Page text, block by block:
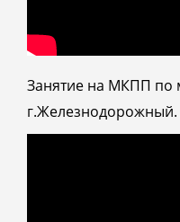
Занятие на МКПП по
г.Железнодорожный.